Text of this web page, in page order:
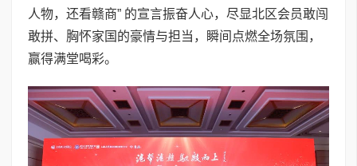
人物，还看赣商” 的宣言振奋人心，尽显北区会员敢闯
敢拼、胸怀家国的豪情与担当，瞬间点燃全场氛围，
赢得满堂喝彩。